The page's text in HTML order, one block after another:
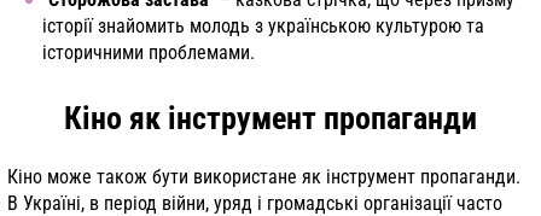
історії знайомить молодь з українською культурою та
історичними проблемами.
Кіно як інструмент пропаганди
Кіно може також бути використане як інструмент пропаганди.
В Україні, в період війни, уряд і громадські організації часто